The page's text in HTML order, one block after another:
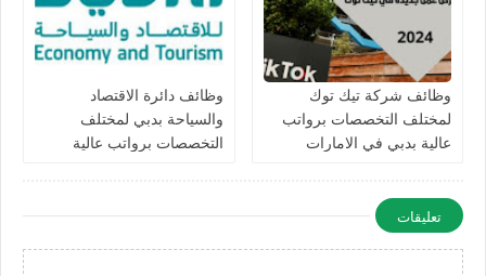
وظائف شركة تيك توك
لمختلف التخصصات برواتب
عالية بدبي في الامارات
وظائف دائرة الاقتصاد
والسياحة بدبي لمختلف
التخصصات برواتب عالية
تعليقات